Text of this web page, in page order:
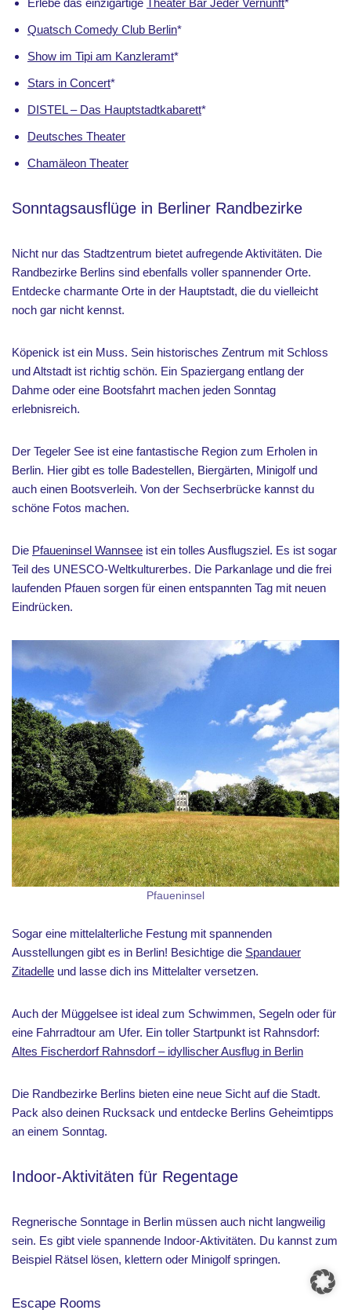
Erlebe das einzigartige Theater Bar Jeder Vernunft*
Quatsch Comedy Club Berlin*
Show im Tipi am Kanzleramt*
Stars in Concert*
DISTEL – Das Hauptstadtkabarett*
Deutsches Theater
Chamäleon Theater
Sonntagsausflüge in Berliner Randbezirke
Nicht nur das Stadtzentrum bietet aufregende Aktivitäten. Die
Randbezirke Berlins sind ebenfalls voller spannender Orte.
Entdecke charmante Orte in der Hauptstadt, die du vielleicht
noch gar nicht kennst.
Köpenick ist ein Muss. Sein historisches Zentrum mit Schloss
und Altstadt ist richtig schön. Ein Spaziergang entlang der
Dahme oder eine Bootsfahrt machen jeden Sonntag
erlebnisreich.
Der Tegeler See ist eine fantastische Region zum Erholen in
Berlin. Hier gibt es tolle Badestellen, Biergärten, Minigolf und
auch einen Bootsverleih. Von der Sechserbrücke kannst du
schöne Fotos machen.
Die Pfaueninsel Wannsee ist ein tolles Ausflugsziel. Es ist sogar
Teil des UNESCO-Weltkulturerbes. Die Parkanlage und die frei
laufenden Pfauen sorgen für einen entspannten Tag mit neuen
Eindrücken.
Pfaueninsel
Sogar eine mittelalterliche Festung mit spannenden
Ausstellungen gibt es in Berlin! Besichtige die Spandauer
Zitadelle und lasse dich ins Mittelalter versetzen.
Auch der Müggelsee ist ideal zum Schwimmen, Segeln oder für
eine Fahrradtour am Ufer. Ein toller Startpunkt ist Rahnsdorf:
Altes Fischerdorf Rahnsdorf – idyllischer Ausflug in Berlin
Die Randbezirke Berlins bieten eine neue Sicht auf die Stadt.
Pack also deinen Rucksack und entdecke Berlins Geheimtipps
an einem Sonntag.
Indoor-Aktivitäten für Regentage
Regnerische Sonntage in Berlin müssen auch nicht langweilig
sein. Es gibt viele spannende Indoor-Aktivitäten. Du kannst zum
Beispiel Rätsel lösen, klettern oder Minigolf springen.
Escape Rooms